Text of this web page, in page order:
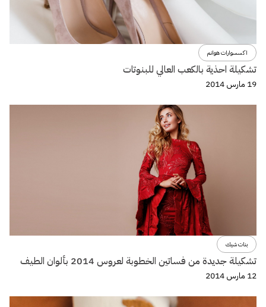
اكسسوارات هوانم
تشكيلة احذية بالكعب العالي للبنوتات
19 مارس 2014
بنات شيك
تشكيلة جديدة من فساتين الخطوبة لعروس 2014 بألوان الطيف
12 مارس 2014